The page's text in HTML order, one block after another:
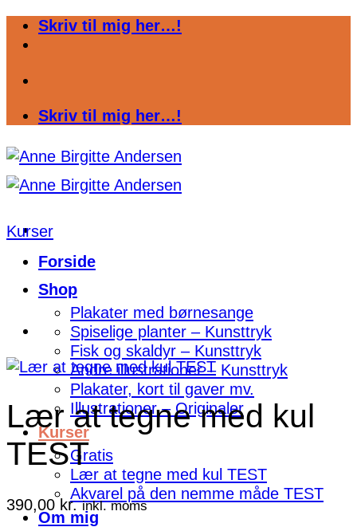
FortsætSkriv til mig her…!
Skriv til mig her…!
Forside
Shop
Plakater med børnesange
Spiselige planter – Kunsttryk
Fisk og skaldyr – Kunsttryk
Andre illustrationer – Kunsttryk
Plakater, kort til gaver mv.
Illustrationer – Originaler
Kurser
Gratis
Lær at tegne med kul TEST
Akvarel på den nemme måde TEST
Om mig
Kurser
Lær at tegne med kul
TEST
390,00 kr. inkl. moms